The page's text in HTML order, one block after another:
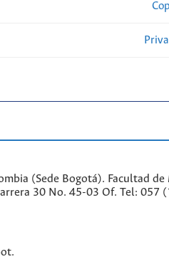
(Sede Bogotá). Facultad de
30 No. 45-03 Of. Tel: 057